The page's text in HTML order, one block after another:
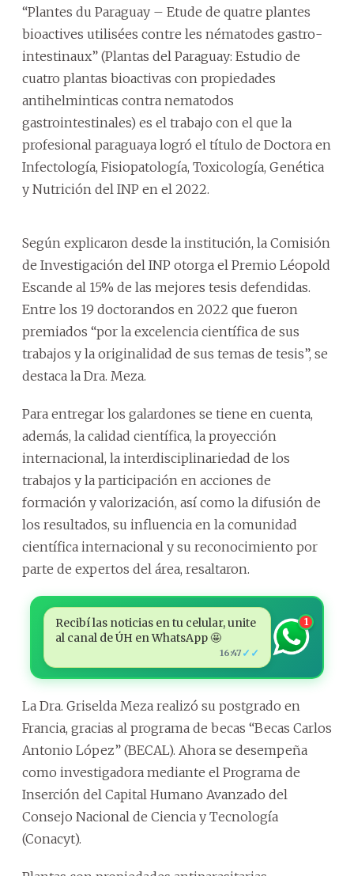
“Plantes du Paraguay – Etude de quatre plantes
bioactives utilisées contre les nématodes gastro-
intestinaux” (Plantas del Paraguay: Estudio de
cuatro plantas bioactivas con propiedades
antihelminticas contra nematodos
gastrointestinales) es el trabajo con el que la
profesional paraguaya logró el título de Doctora en
Infectología, Fisiopatología, Toxicología, Genética
y Nutrición del INP en el 2022.
Según explicaron desde la institución, la Comisión
de Investigación del INP otorga el Premio Léopold
Escande al 15% de las mejores tesis defendidas.
Entre los 19 doctorandos en 2022 que fueron
premiados “por la excelencia científica de sus
trabajos y la originalidad de sus temas de tesis”, se
destaca la Dra. Meza.
Para entregar los galardones se tiene en cuenta,
además, la calidad científica, la proyección
internacional, la interdisciplinariedad de los
trabajos y la participación en acciones de
formación y valorización, así como la difusión de
los resultados, su influencia en la comunidad
científica internacional y su reconocimiento por
parte de expertos del área, resaltaron.
Recibí las noticias en tu celular, unite
al canal de ÚH en WhatsApp 🤩
16:47 ✓✓
1
La Dra. Griselda Meza realizó su postgrado en
Francia, gracias al programa de becas “Becas Carlos
Antonio López” (BECAL). Ahora se desempeña
como investigadora mediante el Programa de
Inserción del Capital Humano Avanzado del
Consejo Nacional de Ciencia y Tecnología
(Conacyt).